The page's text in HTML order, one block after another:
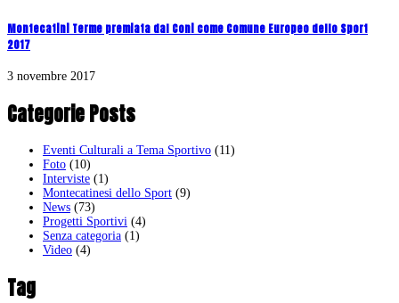
Montecatini Terme premiata dal Coni come Comune Europeo dello Sport
2017
3 novembre 2017
Categorie Posts
Eventi Culturali a Tema Sportivo (11)
Foto (10)
Interviste (1)
Montecatinesi dello Sport (9)
News (73)
Progetti Sportivi (4)
Senza categoria (1)
Video (4)
Tag